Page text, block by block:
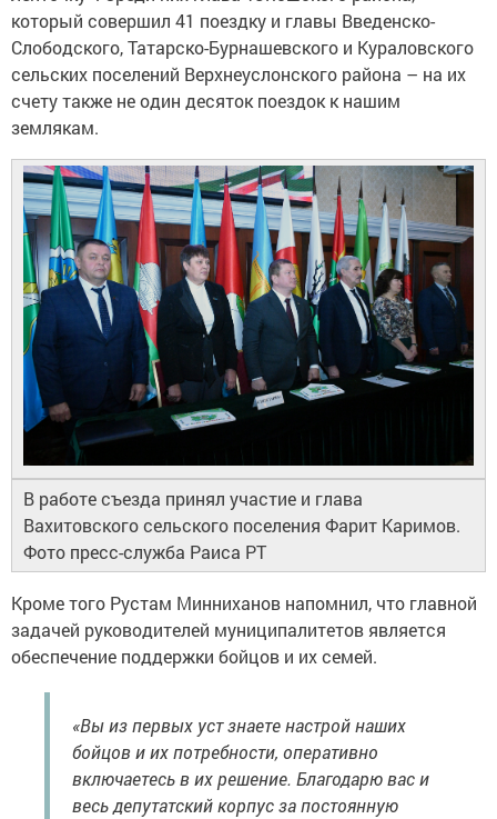
который совершил 41 поездку и главы Введенско-
Слободского, Татарско-Бурнашевского и Кураловского
сельских поселений Верхнеуслонского района – на их
счету также не один десяток поездок к нашим
землякам.
В работе съезда принял участие и глава
Вахитовского сельского поселения Фарит Каримов.
Фото пресс-служба Раиса РТ
Кроме того Рустам Минниханов напомнил, что главной
задачей руководителей муниципалитетов является
обеспечение поддержки бойцов и их семей.
«Вы из первых уст знаете настрой наших
бойцов и их потребности, оперативно
включаетесь в их решение. Благодарю вас и
весь депутатский корпус за постоянную